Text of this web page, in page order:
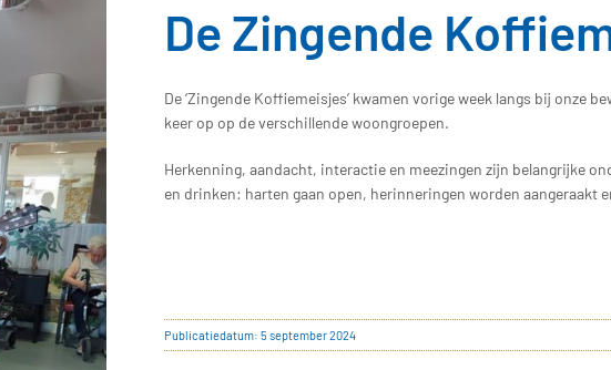
De Zingende
De ‘Zingende Koffiemeisjes’ kwamen vorige week langs bij onze
keer op op de verschillende woongroepen.
Herkenning, aandacht, interactie en meezingen zijn belangrijke
en drinken: harten gaan open, herinneringen worden aangeraakt
Publicatiedatum: 5 september 2024